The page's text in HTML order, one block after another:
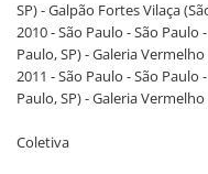
SP) - Galpão Fortes Vilaça
2010 - São Paulo - São Paulo
Paulo, SP) - Galeria Vermelho
2011 - São Paulo - São Paulo
Paulo, SP) - Galeria Vermelho
Coletiva